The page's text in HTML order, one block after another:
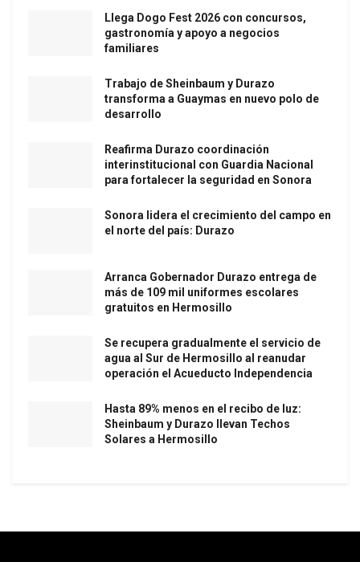
Llega Dogo Fest 2026 con concursos,
gastronomía y apoyo a negocios
familiares
Trabajo de Sheinbaum y Durazo
transforma a Guaymas en nuevo polo de
desarrollo
Reafirma Durazo coordinación
interinstitucional con Guardia Nacional
para fortalecer la seguridad en Sonora
Sonora lidera el crecimiento del campo en
el norte del país: Durazo
Arranca Gobernador Durazo entrega de
más de 109 mil uniformes escolares
gratuitos en Hermosillo
Se recupera gradualmente el servicio de
agua al Sur de Hermosillo al reanudar
operación el Acueducto Independencia
Hasta 89% menos en el recibo de luz:
Sheinbaum y Durazo llevan Techos
Solares a Hermosillo